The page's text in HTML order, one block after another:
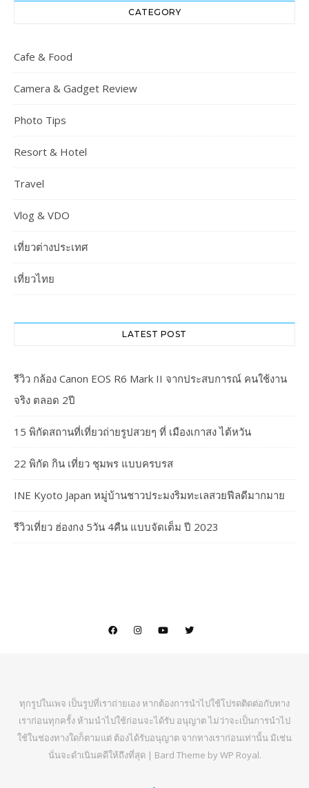
CATEGORY
Cafe & Food
Camera & Gadget Review
Photo Tips
Resort & Hotel
Travel
Vlog & VDO
เที่ยวต่างประเทศ
เที่ยวไทย
LATEST POST
รีวิว กล้อง Canon EOS R6 Mark II จากประสบการณ์ คนใช้งาน
จริง ตลอด 2ปี
15 พิกัดสถานที่เที่ยวถ่ายรูปสวยๆ ที่ เมืองเกาสง ไต้หวัน
22 พิกัด กิน เที่ยว ชุมพร แบบครบรส
INE Kyoto Japan หมู่บ้านชาวประมงริมทะเลสวยฟีลดีมากมาย
รีวิวเที่ยว ฮ่องกง 5วัน 4คืน แบบจัดเต็ม ปี 2023
ทุกรูปในเพจ เป็นรูปที่เราถ่ายเอง หากต้องการนำไปใช้โปรดติดต่อกับทาง
เราก่อนทุกครั้ง ห้ามนำไปใช้ก่อนจะได้รับ อนุญาต ไม่ว่าจะเป็นการนำไป
ใช้ในช่องทางใดก็ตามแต่ ต้องได้รับอนุญาต จากทางเราก่อนเท่านั้น มิเช่น
นั่นจะดำเนินคดีให้ถึงที่สุด | Bard Theme byWP Royal.